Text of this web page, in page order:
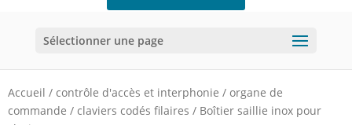
Sélectionner une page
Accueil / contrôle d'accès et interphonie / organe de
commande / claviers codés filaires / Boîtier saillie inox pour